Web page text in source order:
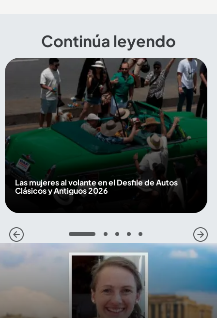
Continúa leyendo
Las mujeres al volante en el Desfile de Autos
Clásicos y Antiguos 2026
1 2 3 4 5